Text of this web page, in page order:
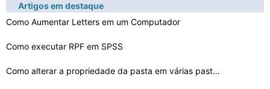
Como instalar um certificado SSL no Vista
Como Jogar MP4 Vídeos em Vista 64
Artigos em destaque
Como Aumentar Letters em um Computador
Como executar RPF em SPSS
Como alterar a propriedade da pasta em várias pastas d…